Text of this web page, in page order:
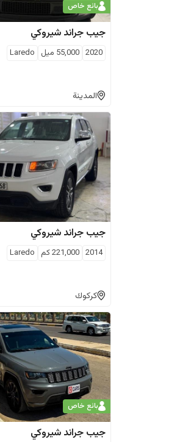
بائع خاص
جيب جراند شيروكي
2020
55,000 ميل Laredo
المدينة
جيب جراند شيروكي
2014
221,000كم Laredo
كركوك
بائع خاص
جيب جراند شيروكي